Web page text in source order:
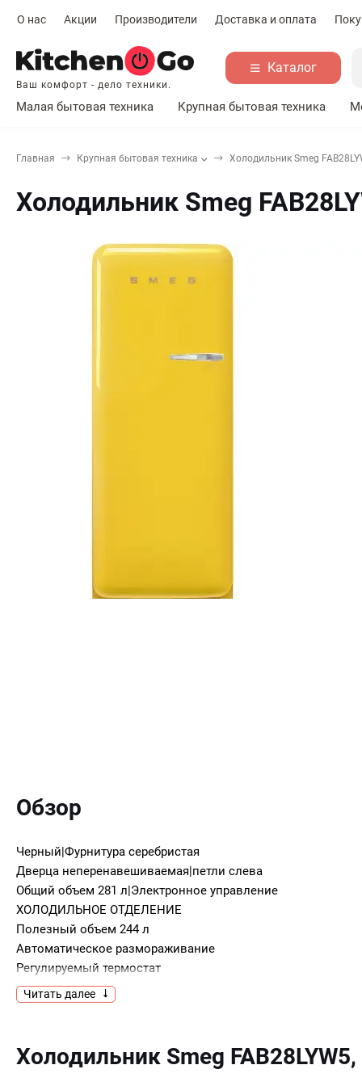
О нас Акции Производители Доставка и оплата
Ваш комфорт - дело техники.
Каталог
Малая бытовая техника Крупная бытовая техника
Главная Крупная бытовая техника Холодильник Smeg
Холодильник Smeg
Обзор
Черный|Фурнитура серебристая
Дверца неперенавешиваемая|петли слева
Общий объем 281 л|Электронное управление
ХОЛОДИЛЬНОЕ ОТДЕЛЕНИЕ
Полезный объем 244 л
Автоматическое размораживание
Регулируемый термостат
Вентилятор
2 регулируемые полки из закаленного стекла
1 ящик для овощей и фруктов
Зона сохранения свежести
Читать далее
Холодильник Smeg